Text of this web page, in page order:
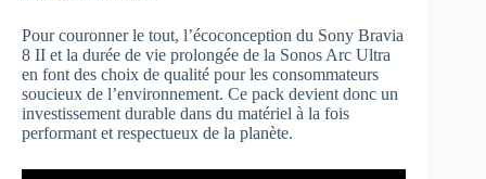
Pour couronner le tout, l’écoconception du Sony Bravia
8 II et la durée de vie prolongée de la Sonos Arc Ultra
en font des choix de qualité pour les consommateurs
soucieux de l’environnement. Ce pack devient donc un
investissement durable dans du matériel à la fois
performant et respectueux de la planète.